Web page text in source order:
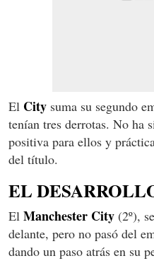
El City suma su segundo
tenían tres derrotas. No ha
positiva para ellos y
del título.
EL
El Manchester City (2º),
delante, pero no pasó del
dando un paso atrás en su